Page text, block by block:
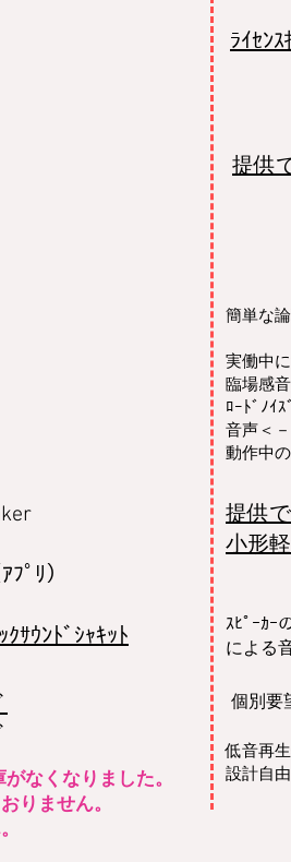
ﾟﾘ）
ｻｳﾝﾄﾞｼｬｷｯﾄ
なくなりました。
りません。
ﾗｲｾﾝ
提供
簡単な
そ
実働中
臨場感
ﾛｰﾄﾞﾉｲ
音声＜
動作中
提供
小形
ｽﾋﾟｰｶｰ
による
個別要
低音再
設計自